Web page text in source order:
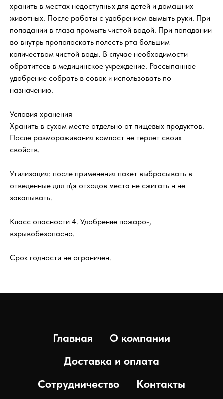
хранить в местах недоступных для детей и домашних
животных. После работы с удобрением вымыть руки. При
попадании в глаза промыть чистой водой. При попадании
во внутрь прополоскать полость рта большим
количеством чистой воды. В случае необходимости
обратитесь в медицинское учреждение. Рассыпанное
удобрение собрать в совок и использовать по
назначению.
Условия хранения
Хранить в сухом месте отдельно от пищевых продуктов.
После размораживания компост не теряет своих
свойств.
Утилизация: после применения пакет выбрасывать в
отведенные для п\э отходов места не сжигать н не
закапывать.
Класс опасности 4. Удобрение пожаро-,
взрывобезопасно.
Срок годности не ограничен.
Главная
О компании
Доставка и оплата
Сотрудничество
Контакты